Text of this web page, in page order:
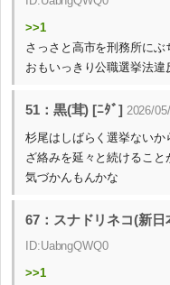
>>1
さっさと高市を刑務所にぶ
おもいっきり公職選挙法違
51：黒(茸) [ﾆﾀﾞ] 2026/
杉尾はしばらく選挙ないか
ざ絡みを延々と続けるこ
気づかんもんかな
67：スナドリネコ(新日
ID:UabngQWQ0
>>1